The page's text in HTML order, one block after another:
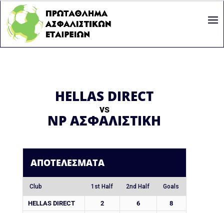
HELLAS DIRECT
vs
NP ΑΣΦΑΛΙΣΤΙΚΗ
ΑΠΟΤΕΛΈΣΜΑΤΑ
Club 1st Half 2nd Half Goals
HELLAS DIRECT 2 6
8